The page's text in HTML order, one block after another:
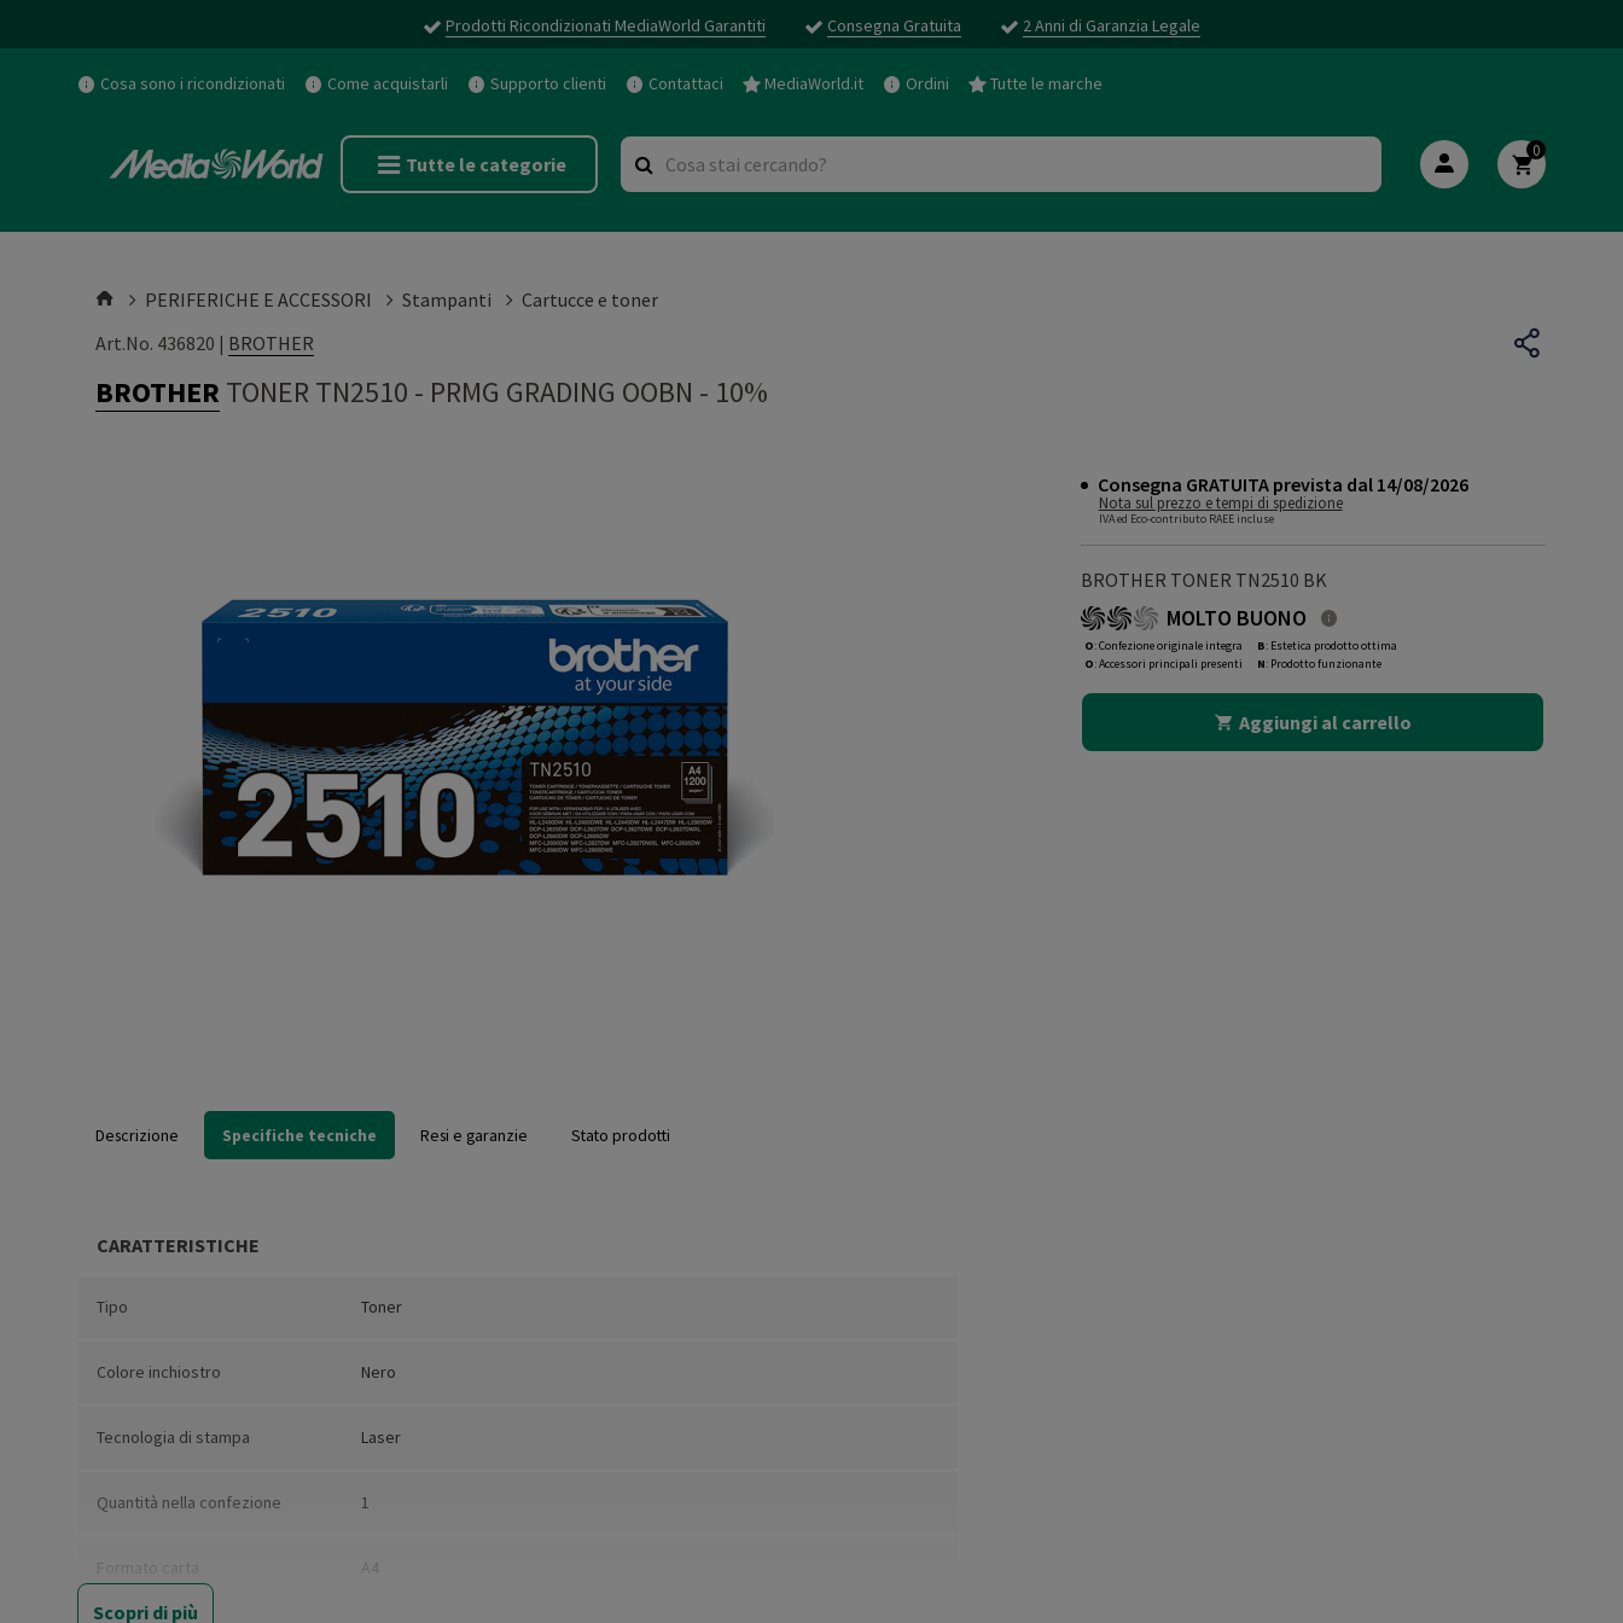
Prodotti Ricondizionati MediaWorld Garantiti Consegna Gratuita 2 Anni di Garanzia Legale
Cosa sono i ricondizionati Come acquistarli Supporto clienti Contattaci MediaWorld.it Ordini Tutte le marche
Tutte le categorie
0
PERIFERICHE E ACCESSORI Stampanti
Cartucce e toner
Art.No. 436820 | BROTHER
BROTHER TONER TN2510 - PRMG GRADING OOBN - 10%
Consegna GRATUITA prevista dal 14/08/2026
Nota sul prezzo e tempi di spedizione
IVA ed Eco-contributo RAEE incluse
BROTHER TONER TN2510 BK
MOLTO BUONO
O: Confezione originale integra
O: Accessori principali presenti
B: Estetica prodotto ottima
N: Prodotto funzionante
Aggiungi al carrello
Descrizione Specifiche tecniche Resi e garanzie Stato prodotti
CARATTERISTICHE
Tipo Toner
Colore inchiostro Nero
Tecnologia di stampa Laser
Quantità nella confezione 1
Formato carta A4
Scopri di più